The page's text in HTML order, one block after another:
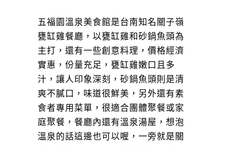
五福園溫泉美食館是台南知名關子嶺
甕缸雞餐廳，以甕缸雞和砂鍋魚頭為
主打，還有一些創意料理，價格經濟
實惠，份量充足，甕缸雞嫩口且多
汁，讓人印象深刻，砂鍋魚頭則是清
爽不膩口，味道很鮮美，另外還有素
食者專用菜單，很適合團體聚餐或家
庭聚餐，餐廳內還有溫泉湯屋，想泡
溫泉的話這邊也可以喔，一旁就是關